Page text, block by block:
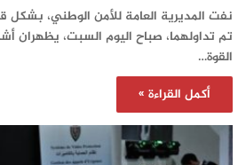
نفت المديرية العامة للأمن الوطني،
تم تداولهما، صباح اليوم السبت، يظهران
القوة…
أكمل القراءة »